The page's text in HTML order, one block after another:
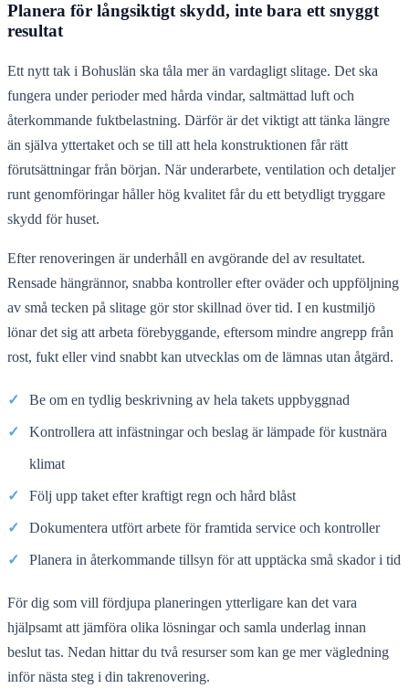
Planera för långsiktigt skydd, inte bara ett snyggt
resultat
Ett nytt tak i Bohuslän ska tåla mer än vardagligt slitage. Det ska
fungera under perioder med hårda vindar, saltmättad luft och
återkommande fuktbelastning. Därför är det viktigt att tänka längre
än själva yttertaket och se till att hela konstruktionen får rätt
förutsättningar från början. När underarbete, ventilation och detaljer
runt genomföringar håller hög kvalitet får du ett betydligt tryggare
skydd för huset.
Efter renoveringen är underhåll en avgörande del av resultatet.
Rensade hängrännor, snabba kontroller efter oväder och uppföljning
av små tecken på slitage gör stor skillnad över tid. I en kustmiljö
lönar det sig att arbeta förebyggande, eftersom mindre angrepp från
rost, fukt eller vind snabbt kan utvecklas om de lämnas utan åtgärd.
✓ Be om en tydlig beskrivning av hela takets uppbyggnad
✓ Kontrollera att infästningar och beslag är lämpade för kustnära
klimat
✓ Följ upp taket efter kraftigt regn och hård blåst
✓ Dokumentera utfört arbete för framtida service och kontroller
✓ Planera in återkommande tillsyn för att upptäcka små skador i tid
För dig som vill fördjupa planeringen ytterligare kan det vara
hjälpsamt att jämföra olika lösningar och samla underlag innan
beslut tas. Nedan hittar du två resurser som kan ge mer vägledning
inför nästa steg i din takrenovering.